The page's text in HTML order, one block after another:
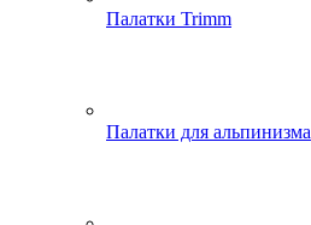
Палатки Trimm
Палатки для альпинизма